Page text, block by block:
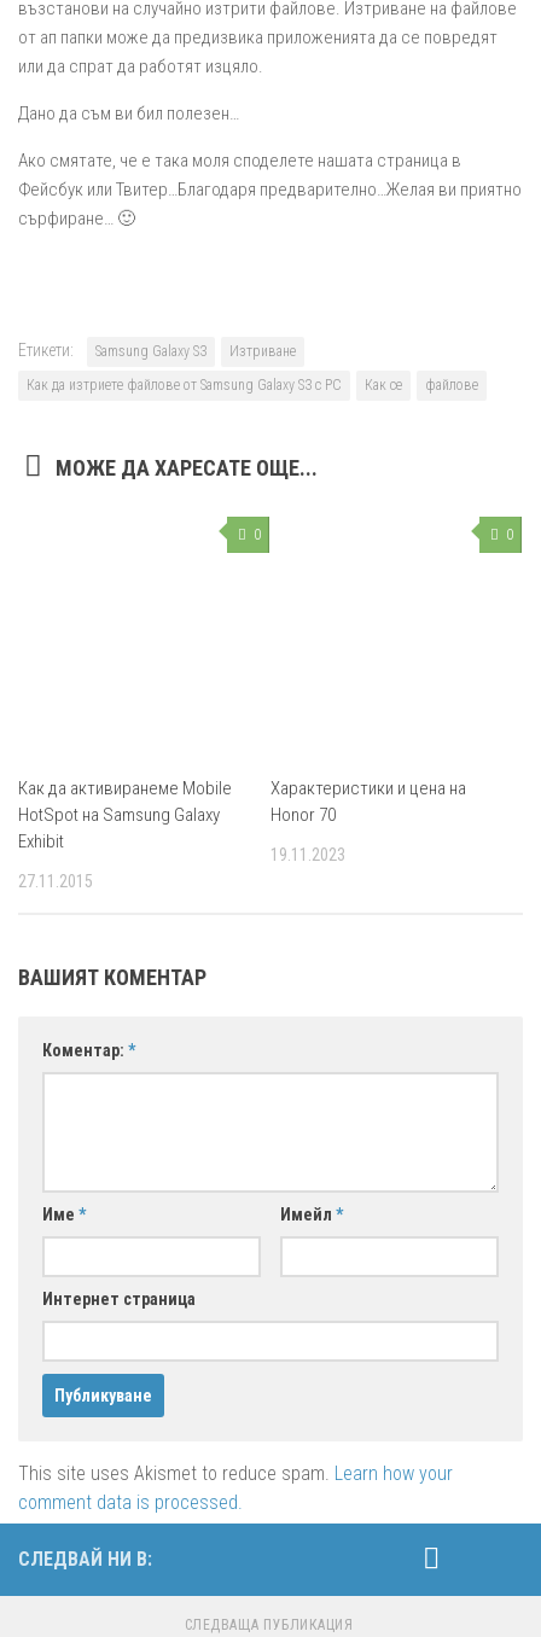
възстанови на случайно изтрити файлове. Изтриване на файлове
от ап папки може да предизвика приложенията да се повредят
или да спрат да работят изцяло.
Дано да съм ви бил полезен…
Ако смятате, че е така моля споделете нашата страница в
Фейсбук или Твитер…Благодаря предварително…Желая ви приятно
сърфиране… 🙂
Етикети: Samsung Galaxy S3
Изтриване
Как да изтриете файлове от Samsung Galaxy S3 с PC
Как се файлове
МОЖЕ ДА ХАРЕСАТЕ ОЩЕ...
0
Как да активиранеме Mobile
HotSpot на Samsung Galaxy
Exhibit
27.11.2015
0
Характеристики и цена на
Honor 70
19.11.2023
ВАШИЯТ КОМЕНТАР
Коментар: *
Име * Имейл *
Интернет страница
This site uses Akismet to reduce spam. Learn how your
comment data is processed.
СЛЕДВАЙ НИ В:
СЛЕДВАЩА ПУБЛИКАЦИЯ